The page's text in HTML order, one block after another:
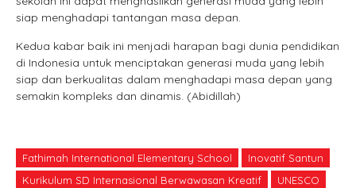
siap menghadapi tantangan masa depan.
Kedua kabar baik ini menjadi harapan bagi dunia pendidikan
di Indonesia untuk menciptakan generasi muda yang lebih
siap dan berkualitas dalam menghadapi masa depan yang
semakin kompleks dan dinamis. (Abidillah)
Fathimah International Elementary School
Inovatif Santun
Kurikulum SD Internasional Berwawasan Kreatif
UNESCO